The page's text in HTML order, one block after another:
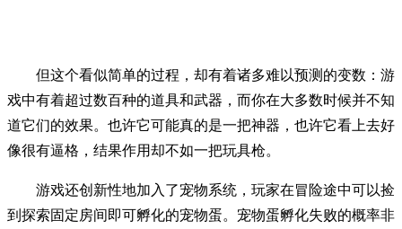
但这个看似简单的过程，却有着诸多难以预测的变数：游
戏中有着超过数百种的道具和武器，而你在大多数时候并不知
道它们的效果。也许它可能真的是一把神器，也许它看上去好
像很有逼格，结果作用却不如一把玩具枪。
游戏还创新性地加入了宠物系统，玩家在冒险途中可以捡
到探索固定房间即可孵化的宠物蛋。宠物蛋孵化失败的概率非